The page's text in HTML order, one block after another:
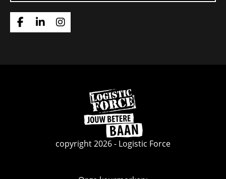
Ga
Ga
Ga
Ga
naar
de
homepage
copyright 2026 - Logistic Force